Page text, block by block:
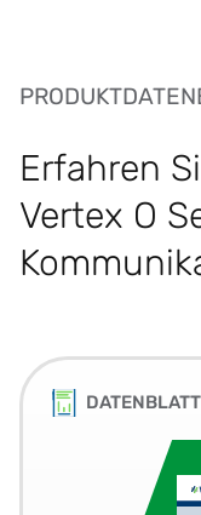
Erfahren
Vertex O
DATENBLATT